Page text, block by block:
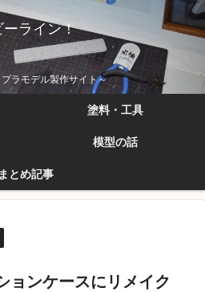
ーライン！
ラモデル製作サイト～
塗料・工具
模型の話
まとめ記事
ョンケースにリメイク